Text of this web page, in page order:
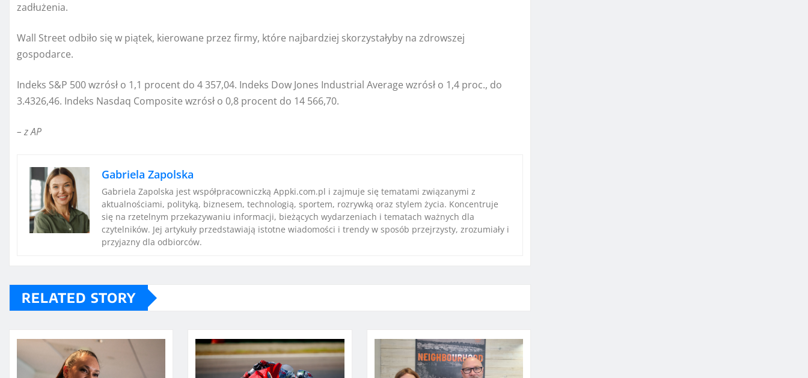
zadłużenia.
Wall Street odbiło się w piątek, kierowane przez firmy, które najbardziej skorzystałyby na zdrowszej
gospodarce.
Indeks S&P 500 wzrósł o 1,1 procent do 4 357,04. Indeks Dow Jones Industrial Average wzrósł o 1,4 proc., do
3.4326,46. Indeks Nasdaq Composite wzrósł o 0,8 procent do 14 566,70.
– z AP
Gabriela Zapolska
Gabriela Zapolska jest współpracowniczką Appki.com.pl i zajmuje się tematami związanymi z
aktualnościami, polityką, biznesem, technologią, sportem, rozrywką oraz stylem życia. Koncentruje
się na rzetelnym przekazywaniu informacji, bieżących wydarzeniach i tematach ważnych dla
czytelników. Jej artykuły przedstawiają istotne wiadomości i trendy w sposób przejrzysty, zrozumiały i
przyjazny dla odbiorców.
RELATED STORY